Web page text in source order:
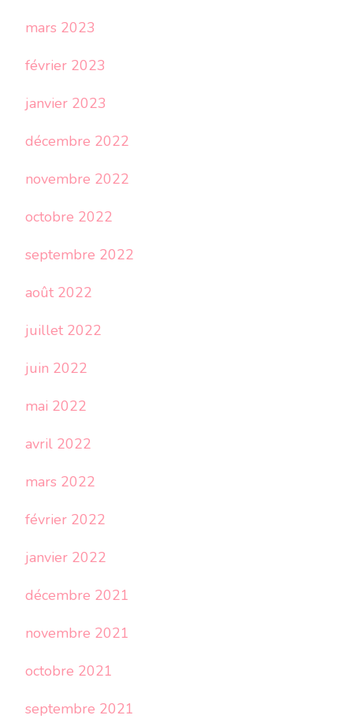
mars 2023
février 2023
janvier 2023
décembre 2022
novembre 2022
octobre 2022
septembre 2022
août 2022
juillet 2022
juin 2022
mai 2022
avril 2022
mars 2022
février 2022
janvier 2022
décembre 2021
novembre 2021
octobre 2021
septembre 2021